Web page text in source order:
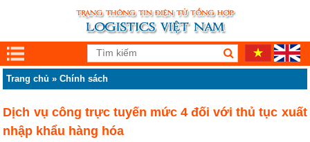
Trang chủ »Chính sách
Dịch vụ công trực tuyến mức 4 đối với thủ tục xuất
nhập khẩu hàng hóa